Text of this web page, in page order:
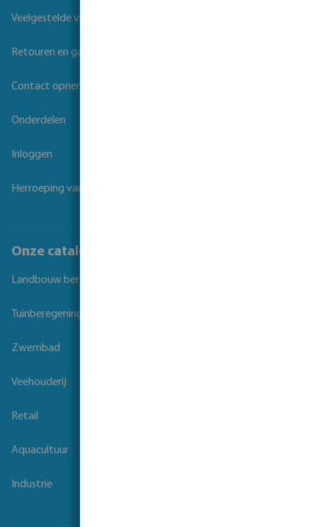
Veelgestelde vragen
Retouren en garantie
Contact opnemen
Onderdelen
Inloggen
Herroeping van overeenkomst
Onze catalogi
Landbouw beregening
Tuinberegening
Zwembad
Veehouderij
Retail
Aquacultuur
Industrie